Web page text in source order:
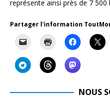
représente ainsi près de 7 500
Partager l'information
NOUS